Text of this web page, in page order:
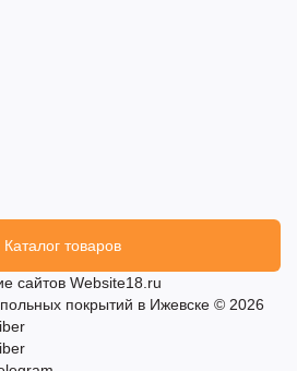
Каталог товаров
сайтов Website18.ru
покрытий в Ижевске © 2026